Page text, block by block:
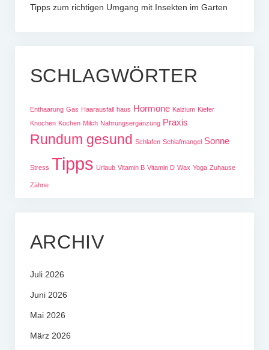
Tipps zum richtigen Umgang mit Insekten im Garten
SCHLAGWÖRTER
Enthaarung Gas Haarausfall haus Hormone Kalzium Kiefer
Knochen Kochen Milch Nahrungsergänzung Praxis
Rundum gesund Schlafen Schlafmangel Sonne
Stress Tipps Urlaub Vitamin B Vitamin D Wax Yoga Zuhause
Zähne
ARCHIV
Juli 2026
Juni 2026
Mai 2026
März 2026